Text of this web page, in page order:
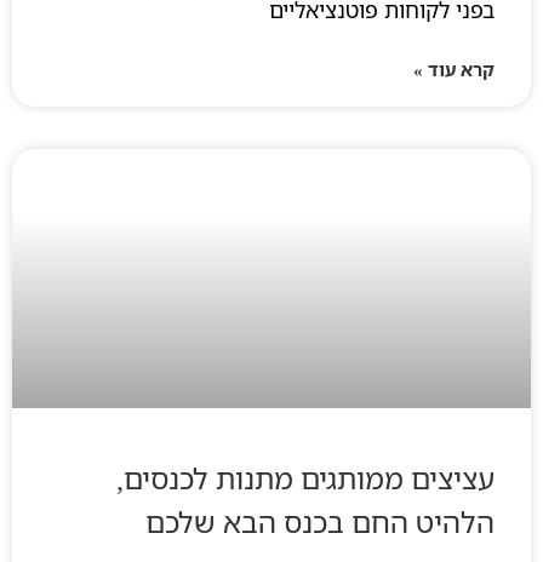
בפני לקוחות פוטנציאליים
קרא עוד »
עציצים ממותגים מתנות לכנסים,
הלהיט החם בכנס הבא שלכם